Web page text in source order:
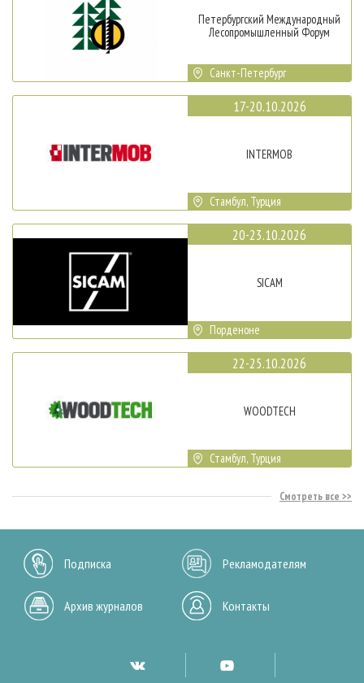
Петербургский Международный
Лесопромышленный Форум
Санкт-Петербург
17-20.10.2026
INTERMOB
Стамбул, Турция
20-23.10.2026
SICAM
Порденоне
22-25.10.2026
WOODTECH
Стамбул, Турция
Смотреть все
Подписка Рекламодателям
Архив журналов Контакты